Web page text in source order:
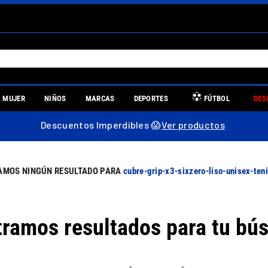
MUJER NIÑOS MARCAS DEPORTES FÚTBOL
Descuentos Imperdibles 😱Ver productos
cubre-grip-x3-sixzero-liso-unisex-
resultados para tu
MÁS BUSCADOS